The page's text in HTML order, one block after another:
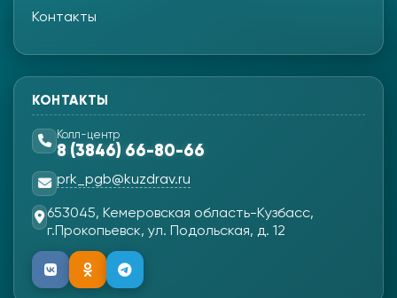
Контакты
КОНТАКТЫ
Колл-центр
8 (3846) 66-80-66
prk_pgb@kuzdrav.ru
653045, Кемеровская область-Кузбасс,
г.Прокопьевск, ул. Подольская, д. 12